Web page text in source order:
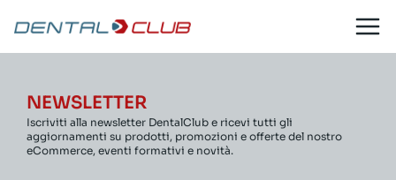
contenuto
NEWSLETTER
Iscriviti alla newsletter DentalClub e ricevi tutti gli
aggiornamenti su prodotti, promozioni e offerte del nostro
eCommerce, eventi formativi e novità.